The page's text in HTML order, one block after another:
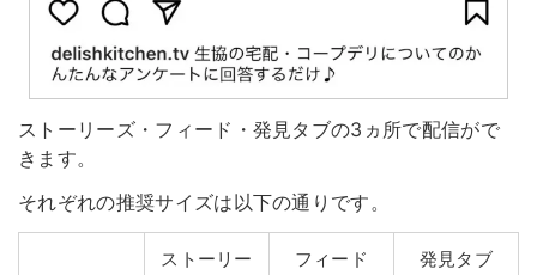
ストーリーズ・フィード・発見タブの3ヵ所で配信がで
きます。
それぞれの推奨サイズは以下の通りです。
ストーリー
フィード 発見タブ